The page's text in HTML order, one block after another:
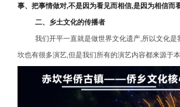
事、把事情做对,不是因为看见而相信,是因为相信而看
二、乡土文化的传播者
我们开平一直就是做世界文化遗产,所以文化
坎也有很多演艺,但是我们所有的演艺内容都来源于本